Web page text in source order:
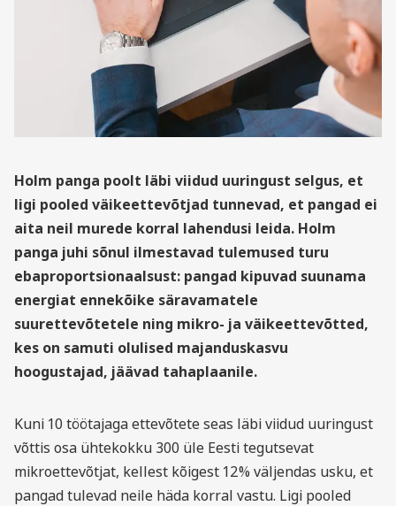
Holm panga poolt läbi viidud uuringust selgus, et
ligi pooled väikeettevõtjad tunnevad, et pangad ei
aita neil murede korral lahendusi leida. Holm
panga juhi sõnul ilmestavad tulemused turu
ebaproportsionaalsust: pangad kipuvad suunama
energiat ennekõike säravamatele
suurettevõtetele ning mikro- ja väikeettevõtted,
kes on samuti olulised majanduskasvu
hoogustajad, jäävad tahaplaanile.
Kuni 10 töötajaga ettevõtete seas läbi viidud uuringust
võttis osa ühtekokku 300 üle Eesti tegutsevat
mikroettevõtjat, kellest kõigest 12% väljendas usku, et
pangad tulevad neile häda korral vastu. Ligi pooled